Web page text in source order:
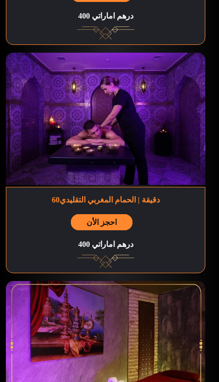
400 درهم اماراتي
60دقيقة | الحمام المغربي التقليدي
احجز الأن
400 درهم اماراتي